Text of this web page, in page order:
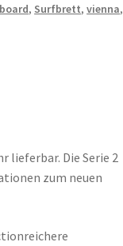
, Surfbrett,vienna,
lieferbar. Die Serie 2
zum neuen